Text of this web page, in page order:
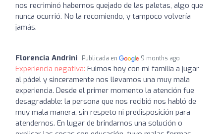
nos recriminó habernos quejado de las paletas, algo que
nunca ocurrió. No la recomiendo, y tampoco volvería
jamás.
Florencia Andrini Publicada en 9 months ago
Experiencia negativa: Fuimos hoy con mi familia a jugar
al pádel y sinceramente nos llevamos una muy mala
experiencia. Desde el primer momento la atención fue
desagradable: la persona que nos recibió nos habló de
muy mala manera, sin respeto ni predisposición para
atendernos. En lugar de brindarnos una solución o